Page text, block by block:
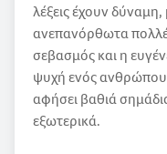
λέξεις έχουν
ανεπανόρθωτα
σεβασμός και η
ψυχή ενός
αφήσει βαθιά
εξωτερικά.